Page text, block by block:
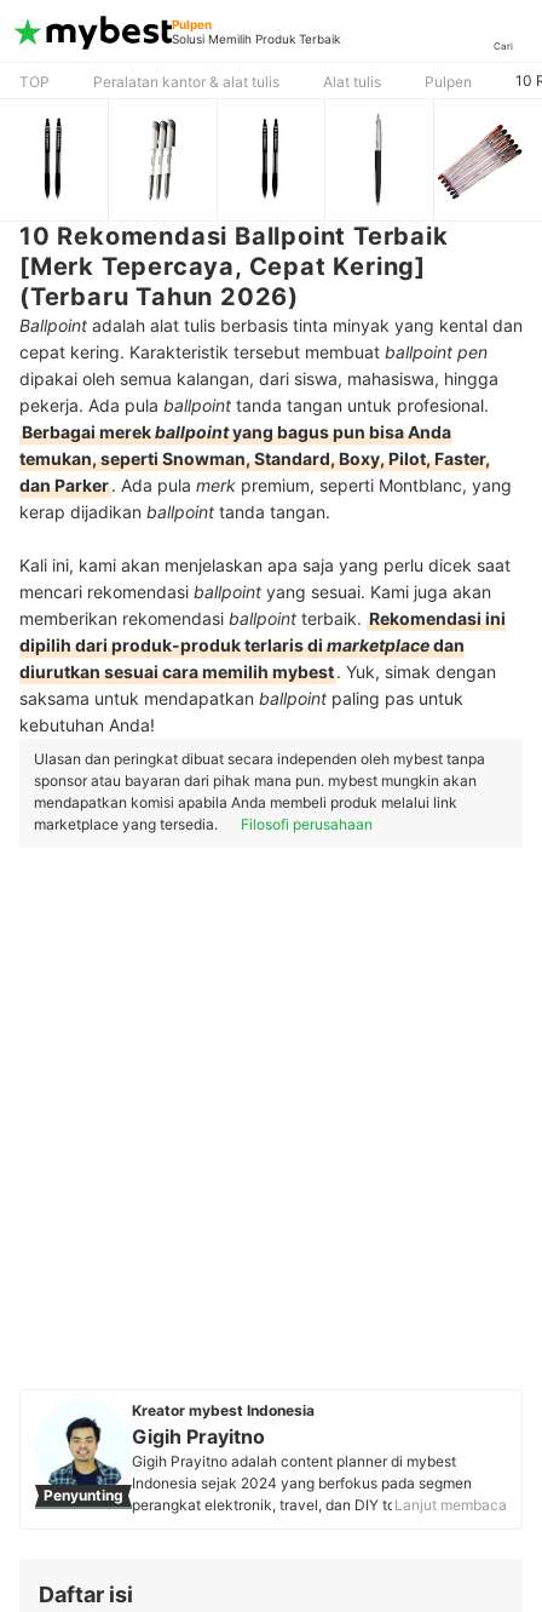
Pulpen
Solusi Memilih Produk Terbaik
Cari
TOP Peralatan kantor & alat tulis Alat tulis Pulpen 10
10 Rekomendasi Ballpoint Terbaik
[Merk Tepercaya, Cepat Kering]
(Terbaru Tahun 2026)
Ballpoint adalah alat tulis berbasis tinta minyak yang kental dan
cepat kering. Karakteristik tersebut membuat ballpoint pen
dipakai oleh semua kalangan, dari siswa, mahasiswa, hingga
pekerja. Ada pula ballpoint tanda tangan untuk profesional.
Berbagai merekballpointyang bagus pun bisa Anda
temukan, seperti Snowman, Standard, Boxy, Pilot, Faster,
dan Parker. Ada pula merk premium, seperti Montblanc, yang
kerap dijadikan ballpoint tanda tangan.
Kali ini, kami akan menjelaskan apa saja yang perlu dicek saat
mencari rekomendasi ballpoint yang sesuai. Kami juga akan
memberikan rekomendasi ballpoint terbaik. Rekomendasi ini
dipilih dari produk-produk terlaris dimarketplacedan
diurutkan sesuai cara memilih mybest. Yuk, simak dengan
saksama untuk mendapatkan ballpoint paling pas untuk
kebutuhan Anda!
Ulasan dan peringkat dibuat secara independen oleh mybest tanpa
sponsor atau bayaran dari pihak mana pun. mybest mungkin akan
mendapatkan komisi apabila Anda membeli produk melalui link
marketplace yang tersedia.
Filosofi perusahaan
Penyunting
Kreator mybest Indonesia
Gigih Prayitno
Gigih Prayitno adalah content planner di mybest
Indonesia sejak 2024 yang berfokus pada segmen
perangkat elektronik, travel, dan DIY tools.Lanjut membaca
Daftar isi